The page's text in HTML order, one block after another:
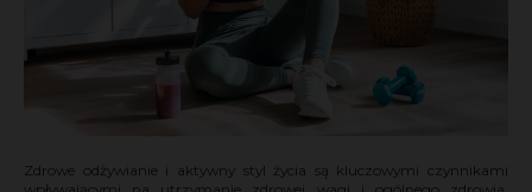
Zdrowe odżywianie i aktywny styl życia są kluczowymi czynnikami